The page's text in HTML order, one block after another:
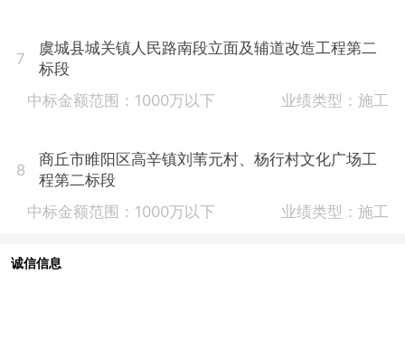
7
虞城县城关镇人民路南段立面及辅道改造工程第二
标段
中标金额范围：1000万以下
业绩类型：施工
8
商丘市睢阳区高辛镇刘苇元村、杨行村文化广场工
程第二标段
中标金额范围：1000万以下
业绩类型：施工
诚信信息